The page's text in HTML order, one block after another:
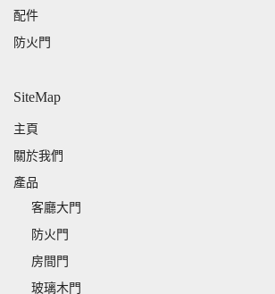
配件
防火門
SiteMap
主頁
關於我們
產品
客廳大門
防火門
房間門
玻璃木門